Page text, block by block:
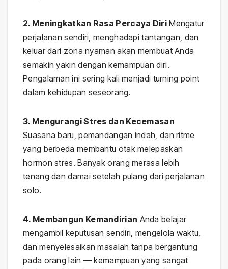
2. Meningkatkan Rasa Percaya DiriMengatur
perjalanan sendiri, menghadapi tantangan, dan
keluar dari zona nyaman akan membuat Anda
semakin yakin dengan kemampuan diri.
Pengalaman ini sering kali menjadi turning point
dalam kehidupan seseorang.
3. Mengurangi Stres dan Kecemasan
Suasana baru, pemandangan indah, dan ritme
yang berbeda membantu otak melepaskan
hormon stres. Banyak orang merasa lebih
tenang dan damai setelah pulang dari perjalanan
solo.
4. Membangun Kemandirian Anda belajar
mengambil keputusan sendiri, mengelola waktu,
dan menyelesaikan masalah tanpa bergantung
pada orang lain — kemampuan yang sangat